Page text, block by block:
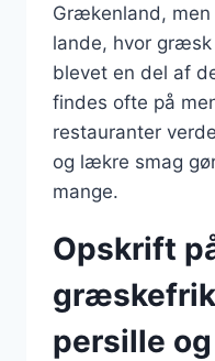
Grækenland, men
lande, hvor
blevet en del af
findes ofte på
restauranter
og lækre smag
mange.
Opskrift
persille